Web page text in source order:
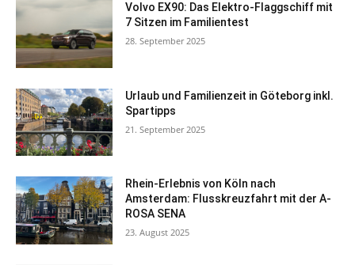
Volvo EX90: Das Elektro-Flaggschiff mit
7 Sitzen im Familientest
28. September 2025
Urlaub und Familienzeit in Göteborg inkl.
Spartipps
21. September 2025
Rhein-Erlebnis von Köln nach
Amsterdam: Flusskreuzfahrt mit der A-
ROSA SENA
23. August 2025